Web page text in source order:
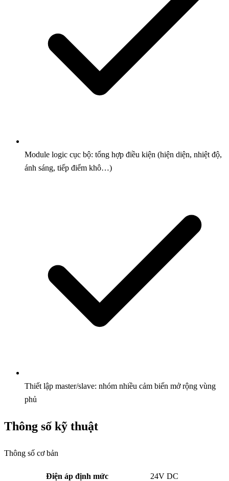
Module logic cục bộ: tổng hợp điều kiện (hiện diện, nhiệt độ,
ánh sáng, tiếp điểm khô…)
Thiết lập master/slave: nhóm nhiều cảm biến mở rộng vùng
phủ
Thông số kỹ thuật
Thông số cơ bản
Điện áp định mức
24V DC